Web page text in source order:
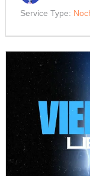
Service Type: